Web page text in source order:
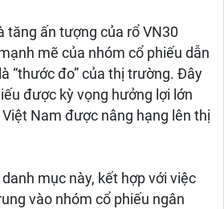
tăng ấn tượng của rổ VN30
mẽ của nhóm cổ phiếu dẫn
“thước đo” của thị trường. Đây
được kỳ vọng hưởng lợi lớn
Nam được nâng hạng lên thị
mục này, kết hợp với việc
vào nhóm cổ phiếu ngân